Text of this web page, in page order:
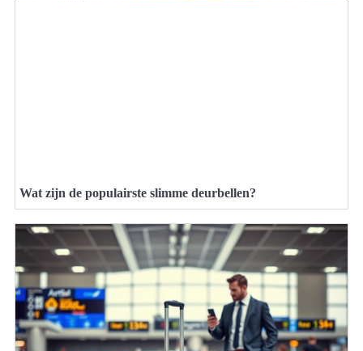
Wat zijn de populairste slimme deurbellen?